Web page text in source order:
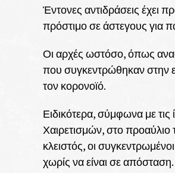
Έντονες αντιδράσεις έχει
πρόστιμο σε άστεγους για
Οι αρχές ωστόσο, όπως
που συγκεντρώθηκαν στην
τον κορονοϊό.
Ειδικότερα, σύμφωνα με
Χαιρετισμών, στο
κλειστός, οι
χωρίς να είναι σε απόσταση.